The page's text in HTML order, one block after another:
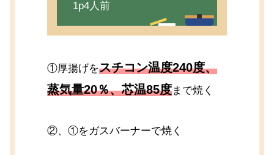
1p4人前
①厚揚げをスチコン温度240度、
蒸気量20％、芯温85度まで焼く
②、①をガスバーナーで焼く